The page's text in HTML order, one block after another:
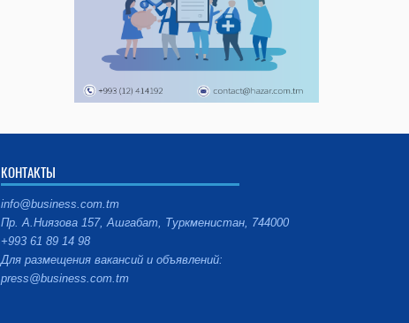
КОНТАКТЫ
info@business.com.tm
Пр. А.Ниязова 157, Ашгабат, Туркменистан, 744000
+993 61 89 14 98
Для размещения вакансий и объявлений:
press@business.com.tm